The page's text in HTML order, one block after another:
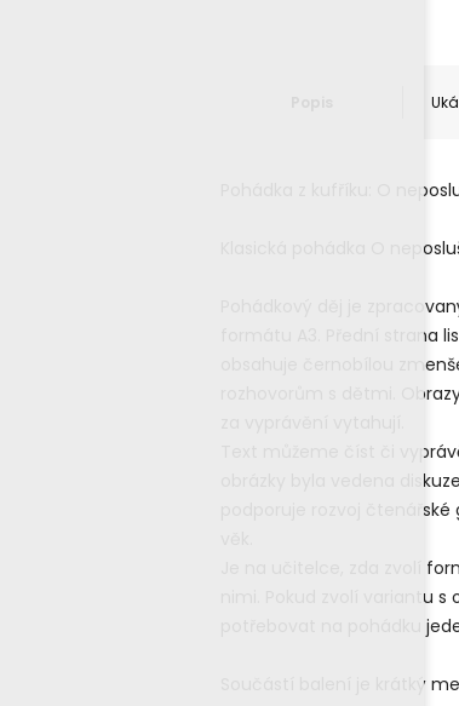
Pohádka z kufříku: O
Klasická pohádka O
Pohádkový děj je
formátu A3. Přední strana
obsahuje černobílou
rozhovorům s dětmi.
Text můžeme číst či
obrázky byla vedena
podporuje rozvoj
Je na učitelce, zda zvolí
nimi. Pokud zvolí variantu
potřebovat na pohádku
Součástí balení je krátký